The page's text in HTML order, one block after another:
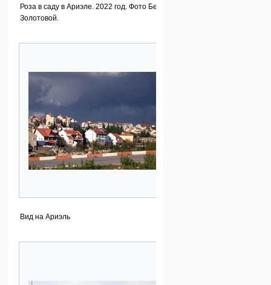
Роза в саду в Ариэле. 2022 год. Фото Беллы
Золотовой.
Вид на Ариэль